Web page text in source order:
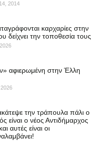
2014
καρχαρίες στην
την τοποθεσία τους
αφιερωμένη στην Έλλη
την τράπουλα πάλι ο
είναι ο νέος Αντιδήμαρχος
αυτές είναι οι